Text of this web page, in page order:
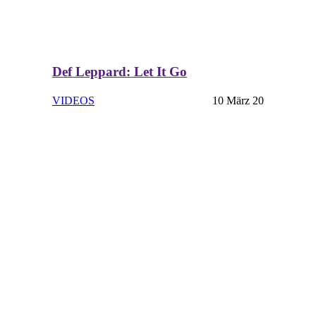
Def Leppard: Let It Go
VIDEOS 10 März 20